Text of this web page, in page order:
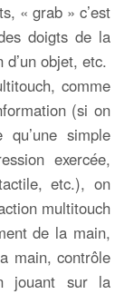
« grab » c’est
doigts de la
objet, etc.
comme
(si on
simple
exercée,
etc.), on
multitouch
de la main,
main, contrôle
jouant sur la